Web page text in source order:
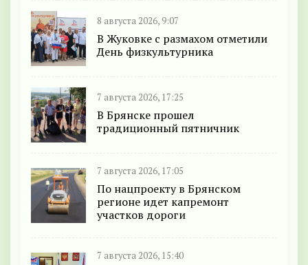
8 августа 2026, 9:07
В Жуковке с размахом отметили
День физкультурника
7 августа 2026, 17:25
В Брянске прошел
традиционный пятничник
7 августа 2026, 17:05
По нацпроекту в Брянском
регионе идет капремонт
участков дороги
7 августа 2026, 15:40